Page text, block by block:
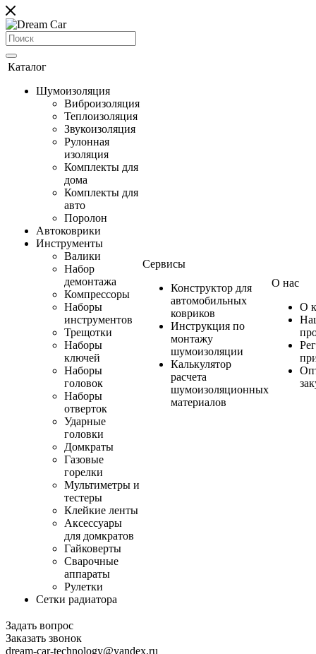
Каталог
Шумоизоляция
Виброизоляция
Теплоизоляция
Звукоизоляция
Рулонная
изоляция
Комплекты для
дома
Комплекты для
авто
Поролон
Автоковрики
Инструменты
Валики
Набор
демонтажа
Компрессоры
Наборы
инструментов
Трещотки
Наборы
ключей
Наборы
головок
Наборы
отверток
Ударные
головки
Домкраты
Газовые
горелки
Мультиметры и
тестеры
Клейкие ленты
Аксессуары
для домкратов
Гайковерты
Сварочные
аппараты
Рулетки
Сетки радиатора
Сервисы
Конструктор для
автомобильных
ковриков
Инструкция по
монтажу
шумоизоляции
Калькулятор
расчета
шумоизоляционных
материалов
О нас
О
Задать вопрос
Заказать звонок
dream-car-technology@yandex.ru